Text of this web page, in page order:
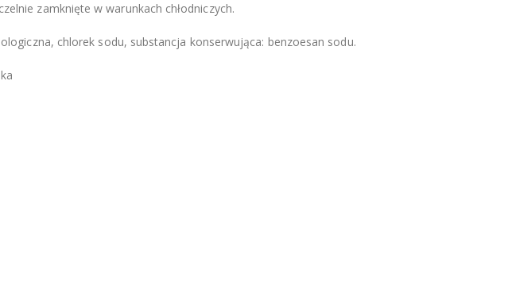
zamknięte w warunkach chłodniczych.
chlorek sodu, substancja konserwująca: benzoesan sodu.